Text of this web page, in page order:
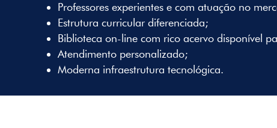
Professores experientes e com atuação no
Estrutura curricular diferenciada;
Biblioteca on-line com rico acervo disponível
Atendimento personalizado;
Moderna infraestrutura tecnológica.